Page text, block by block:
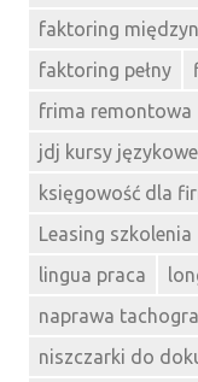
faktoring
faktoring pełny
frima remontowa
jdj kursy językowe
księgowość dla
Leasing szkolenia
lingua praca
naprawa
niszczarki do